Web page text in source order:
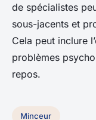
de spécialistes
sous-jacents et
Cela peut inclure
problèmes
repos.
Minceur